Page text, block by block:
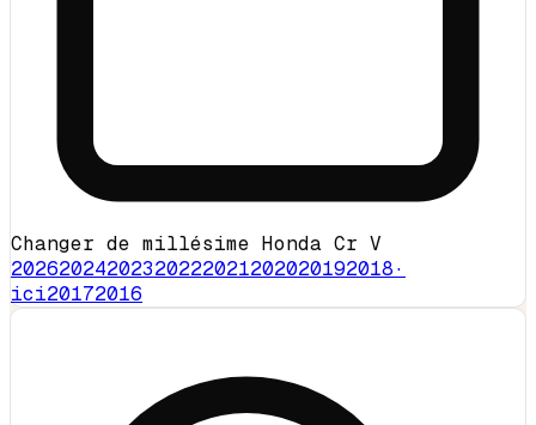
Changer de millésime Honda Cr V
20262024202320222021202020192018·
ici20172016